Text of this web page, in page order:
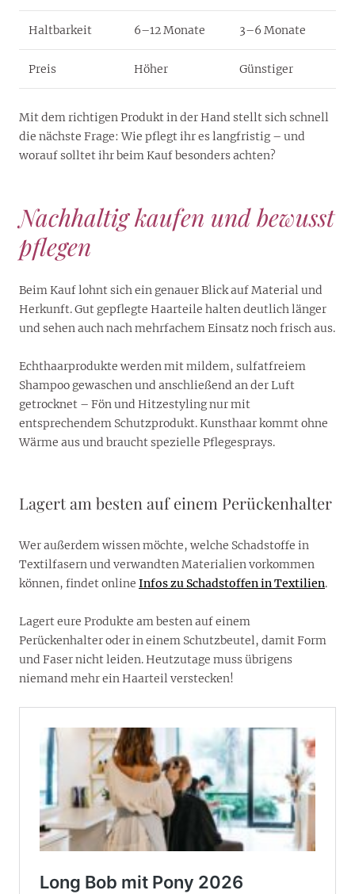
Haltbarkeit 6–12 Monate 3–6 Monate
Preis Höher Günstiger
Mit dem richtigen Produkt in der Hand stellt sich schnell
die nächste Frage: Wie pflegt ihr es langfristig – und
worauf solltet ihr beim Kauf besonders achten?
Nachhaltig kaufen und bewusst
pflegen
Beim Kauf lohnt sich ein genauer Blick auf Material und
Herkunft. Gut gepflegte Haarteile halten deutlich länger
und sehen auch nach mehrfachem Einsatz noch frisch aus.
Echthaarprodukte werden mit mildem, sulfatfreiem
Shampoo gewaschen und anschließend an der Luft
getrocknet – Fön und Hitzestyling nur mit
entsprechendem Schutzprodukt. Kunsthaar kommt ohne
Wärme aus und braucht spezielle Pflegesprays.
Lagert am besten auf einem Perückenhalter
Wer außerdem wissen möchte, welche Schadstoffe in
Textilfasern und verwandten Materialien vorkommen
können, findet online Infos zu Schadstoffen in Textilien.
Lagert eure Produkte am besten auf einem
Perückenhalter oder in einem Schutzbeutel, damit Form
und Faser nicht leiden. Heutzutage muss übrigens
niemand mehr ein Haarteil verstecken!